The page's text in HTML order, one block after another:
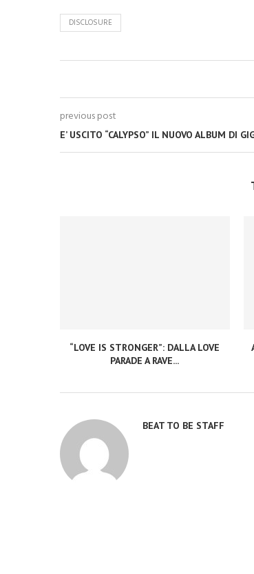
DISCLOSURE
previous post
E’ USCITO “CALYPSO” IL NUOVO ALBUM DI
“LOVE IS STRONGER”: DALLA LOVE
PARADE A RAVE...
BEAT TO BE STAFF